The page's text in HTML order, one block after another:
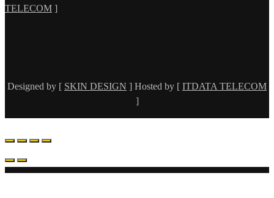
TELECOM ]
Designed by [ SKIN DESIGN ] Hosted by [ ITDATA TELECOM
]